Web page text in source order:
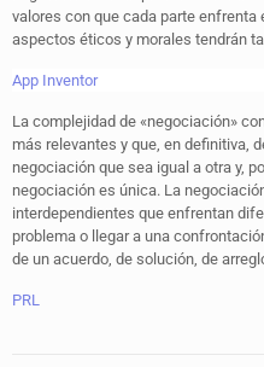
valores con que cada parte enfrenta
aspectos éticos y morales tendrán
App Inventor
La complejidad de «negociación»
más relevantes y que, en definitiva,
negociación que sea igual a otra y,
negociación es única. La
interdependientes que enfrentan
problema o llegar a una
de un acuerdo, de solución, de
PRL